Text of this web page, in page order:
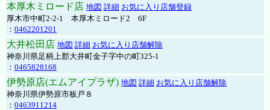
本厚木ミロード店 地図 詳細 お気に入り店舗登録
厚木市中町2-2-1 本厚木ミロード2 6F
： 0462201201
大井松田店 地図 詳細 お気に入り店舗解除
神奈川県足柄上郡大井町金子字中の町325-1
： 0465828168
伊勢原店(エムアイプラザ) 地図 詳細 お気に入り店舗解除
神奈川県伊勢原市板戸８
： 0463911214